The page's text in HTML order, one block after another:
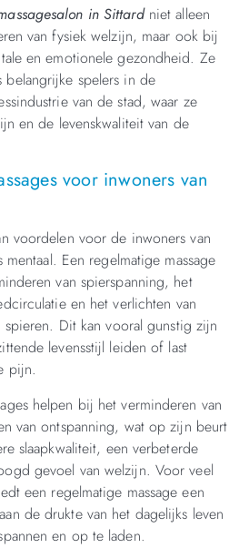
in Sittardniet alleen
van fysiek welzijn, maar ook bij
en emotionele gezondheid. Ze
spelers in de
van de stad, waar ze
en de levenskwaliteit van de
voor inwoners van
voordelen voor de inwoners van
Een regelmatige massage
van spierspanning, het
en het verlichten van
Dit kan vooral gunstig zijn
levensstijl leiden of last
pijn.
helpen bij het verminderen van
van ontspanning, wat op zijn beurt
slaapkwaliteit, een verbeterde
gevoel van welzijn. Voor veel
een regelmatige massage een
de drukte van het dagelijks leven
en op te laden.